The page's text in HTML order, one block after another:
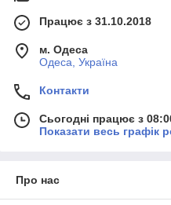
Працює з 31.10.2018
м. Одеса
Одеса, Україна
Контакти
Сьогодні працює з
Показати весь графік
Про нас